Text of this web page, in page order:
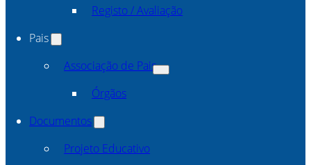
Registo / Avaliação
Pais
Associação de Pais
Órgãos
Documentos
Projeto Educativo